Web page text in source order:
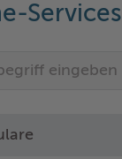
Services